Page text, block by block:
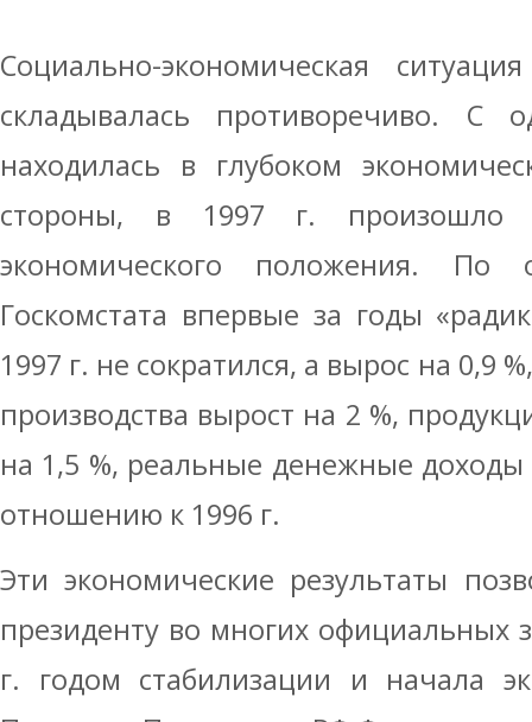
Социально-экономическая
складывалась противоречиво. С
находилась в глубоком
стороны, в 1997 г. произошло
экономического положения. По
Госкомстата впервые за годы
1997 г. не сократился, а вырос на
производства вырост на 2 %,
на 1,5 %, реальные денежные доходы
отношению к 1996 г.
Эти экономические результаты
президенту во многих официальных
г. годом стабилизации и начала